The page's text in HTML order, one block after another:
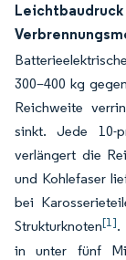
300–400 kg
Reichweite
sinkt. Jede 10-
verlängert die
und Kohlefaser
bei
Strukturknoten[1].
in unter fünf